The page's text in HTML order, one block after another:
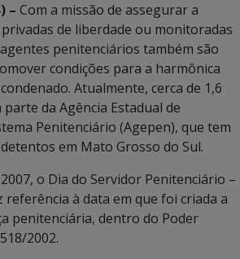
– Com a missão de assegurar a
de liberdade ou monitoradas
penitenciários também são
condições para a harmônica
Atualmente, cerca de 1,6
da Agência Estadual de
Penitenciário (Agepen), que tem
em Mato Grosso do Sul.
o Dia do Servidor Penitenciário –
referência à data em que foi criada a
penitenciária, dentro do Poder
2002.